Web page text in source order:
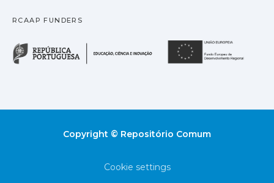
RCAAP FUNDERS
República Portuguesa
Copyright © Repositório Comum
Cookie settings